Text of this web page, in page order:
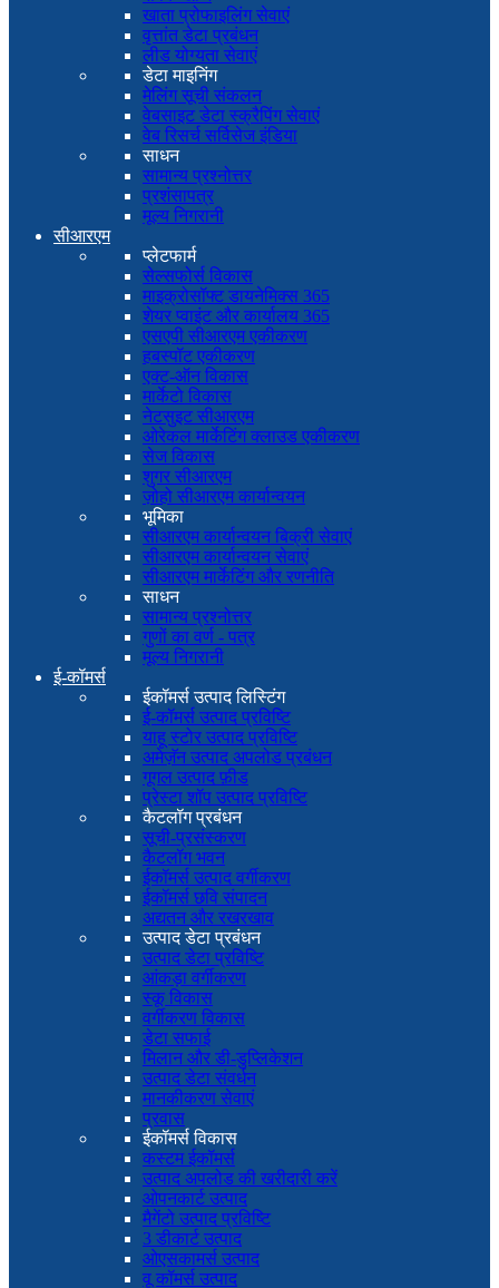
खाता प्रोफाइलिंग सेवाएं
वृत्तांत डेटा प्रबंधन
लीड योग्यता सेवाएं
डेटा माइनिंग
मेलिंग सूची संकलन
वेबसाइट डेटा स्क्रैपिंग सेवाएं
वेब रिसर्च सर्विसेज इंडिया
साधन
सामान्य प्रश्नोत्तर
प्रशंसापत्र
मूल्य निगरानी
सीआरएम
प्लेटफार्म
सेल्सफोर्स विकास
माइक्रोसॉफ्ट डायनेमिक्स 365
शेयर प्वाइंट और कार्यालय 365
एसएपी सीआरएम एकीकरण
हबस्पॉट एकीकरण
एक्ट-ऑन विकास
मार्केटो विकास
नेटसुइट सीआरएम
ओरेकल मार्केटिंग क्लाउड एकीकरण
सेज विकास
शुगर सीआरएम
ज़ोहो सीआरएम कार्यान्वयन
भूमिका
सीआरएम कार्यान्वयन बिक्री सेवाएं
सीआरएम कार्यान्वयन सेवाएं
सीआरएम मार्केटिंग और रणनीति
साधन
सामान्य प्रश्नोत्तर
गुणों का वर्ण - पत्र
मूल्य निगरानी
ई-कॉमर्स
ईकॉमर्स उत्पाद लिस्टिंग
ई-कॉमर्स उत्पाद प्रविष्टि
याहू स्टोर उत्पाद प्रविष्टि
अमेज़ॅन उत्पाद अपलोड प्रबंधन
गूगल उत्पाद फ़ीड
प्रेस्टा शॉप उत्पाद प्रविष्टि
कैटलॉग प्रबंधन
सूची-प्रसंस्करण
कैटलॉग भवन
ईकॉमर्स उत्पाद वर्गीकरण
ईकॉमर्स छवि संपादन
अद्यतन और रखरखाव
उत्पाद डेटा प्रबंधन
उत्पाद डेटा प्रविष्टि
आंकड़ा वर्गीकरण
स्कू विकास
वर्गीकरण विकास
डेटा सफाई
मिलान और डी-डुप्लिकेशन
उत्पाद डेटा संवर्धन
मानकीकरण सेवाएं
प्रवास
ईकॉमर्स विकास
कस्टम ईकॉमर्स
उत्पाद अपलोड की खरीदारी करें
ओपनकार्ट उत्पाद
मैगेंटो उत्पाद प्रविष्टि
3 डीकार्ट उत्पाद
ओएसकामर्स उत्पाद
वू कॉमर्स उत्पाद